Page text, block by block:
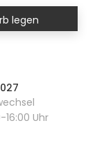
legen
16:00 Uhr